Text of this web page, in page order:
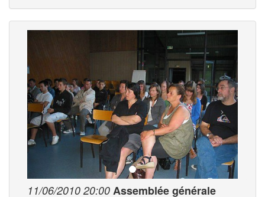
11/06/2010 20:00 Assemblée générale